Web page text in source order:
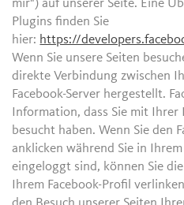
mir") auf unserer Seite. Eine
Plugins finden Sie
hier: https://
Wenn Sie unsere Seiten
direkte Verbindung zwischen
Facebook-Server hergestellt.
Information, dass Sie mit Ihrer
besucht haben. Wenn Sie den
anklicken während Sie in
eingeloggt sind, können Sie
Ihrem Facebook-Profil